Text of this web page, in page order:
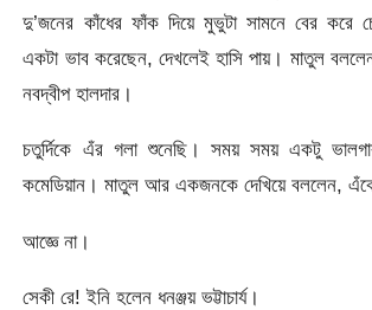
দু’জনের কাঁধের ফাঁক দিয়ে মুভুটা সামনে বের
একটা ভাব করেছেন, দেখলেই হাসি পায়। মাতুল
নবদ্বীপ হালদার।
চতুর্দিকে এঁর গলা শুনেছি। সময় সময় একটু
কমেডিয়ান। মাতুল আর একজনকে দেখিয়ে বললেন,
আজ্ঞে না।
সেকী রে! ইনি হলেন ধনঞ্জয় ভট্টাচার্য।